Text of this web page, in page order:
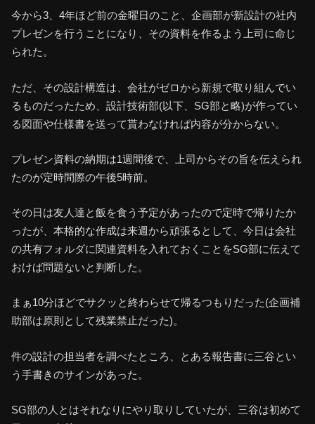
今から3、4年ほど前の金曜日のこと、企画部が新設計の社内
プレゼンを行うことになり、その資料を作るよう上司に命じ
られた。
ただ、その設計構造は、会社がゼロから新規で取り組んでい
るものだったため、設計技術部(以下、SG部と略)が作ってい
る図面や仕様書を送って貰わなければ内容が分からない。
プレゼン資料の納期は1週間後で、上司からその旨を伝えられ
たのが定時間際の午後5時前。
その日は友人達と飯を食う予定があったので定時で帰りたか
ったが、本格的な作成は来週から頑張るとして、今日は会社
の共有フォルダに関連資料を入れておくことをSG部に伝えて
おけば問題ないと判断した。
まぁ10分ほどでサクッと終わらせて帰るつもりだった(企画補
助部は原則として残業禁止だった)。
件の設計の担当者を調べたところ、とある報告書に三谷とい
う手書きのサインがあった。
SG部の人とはそれなりにやり取りしていたが、三谷は初めて